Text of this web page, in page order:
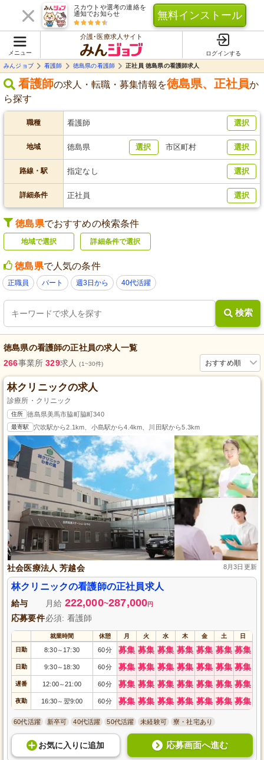
スカウトや選考の連絡を
通知でお知らせ
無料インストール
メニュー
介護･医療求人サイト
ログインする
みんジョブ
看護師 徳島県の看護師 正社員 徳島県の看護師求人
看護師の求人・転職・募集情報を徳島県、 正社員か
ら探す
職種 看護師 選択
地域 徳島県 選択 市区町村 選択
路線・駅 指定なし 選択
詳細条件 正社員 選択
徳島県でおすすめの検索条件
地域で選択 詳細条件で選択
徳島県で人気の条件
正職員 パート 週3日から 40代活躍
検索
徳島県の看護師の正社員の求人一覧
おすすめ順
266事業所 329求人(1~30件)
林クリニックの求人
診療所・クリニック
住所 徳島県美馬市脇町脇町340
最寄駅 穴吹駅から2.1km、小島駅から4.4km、川田駅から5.3km
社会医療法人 芳越会 8月3日更新
林クリニックの看護師の正社員求人
給与 月給 222,000~287,000円
応募要件必須: 看護師
就業時間 休憩 月 火 水 木 金 土 日
日勤 8:30～ 17:30 60分 募集 募集 募集 募集 募集 募集 募集
日勤 9:30～ 18:30 60分 募集 募集 募集 募集 募集 募集 募集
遅番 12:00～21:00 60分 募集 募集 募集 募集 募集 募集 募集
夜勤 16:30～ 翌9:00 60分 募集 募集 募集 募集 募集 募集 募集
60代活躍 新卒可 40代活躍 50代活躍 未経験可 寮・社宅あり
お気に入り に追加 応募画面へ進む